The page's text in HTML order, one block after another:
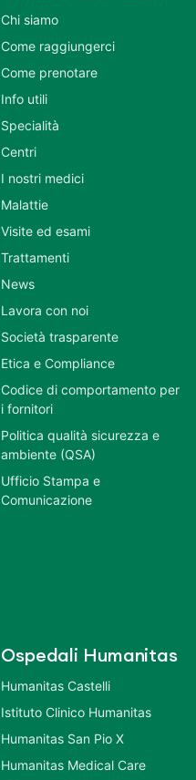
Chi siamo
Come raggiungerci
Come prenotare
Info utili
Specialità
Centri
I nostri medici
Malattie
Visite ed esami
Trattamenti
News
Lavora con noi
Società trasparente
Etica e Compliance
Codice di comportamento per
i fornitori
Politica qualità sicurezza e
ambiente (QSA)
Ufficio Stampa e
Comunicazione
Ospedali Humanitas
Humanitas Castelli
Istituto Clinico Humanitas
Humanitas San Pio X
Humanitas Medical Care